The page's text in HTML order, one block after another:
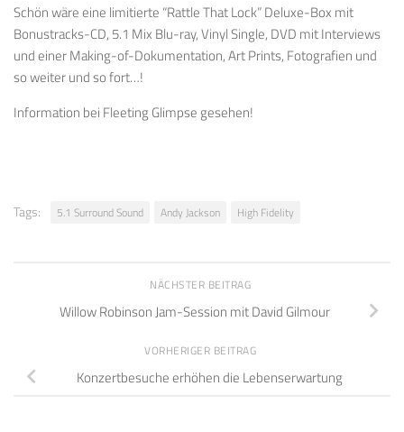
Schön wäre eine limitierte “Rattle That Lock” Deluxe-Box mit
Bonustracks-CD, 5.1 Mix Blu-ray, Vinyl Single, DVD mit Interviews
und einer Making-of-Dokumentation, Art Prints, Fotografien und
so weiter und so fort…!
Information bei Fleeting Glimpse gesehen!
Tags: 5.1 Surround Sound Andy Jackson High Fidelity
NÄCHSTER BEITRAG
Willow Robinson Jam-Session mit David Gilmour
VORHERIGER BEITRAG
Konzertbesuche erhöhen die Lebenserwartung